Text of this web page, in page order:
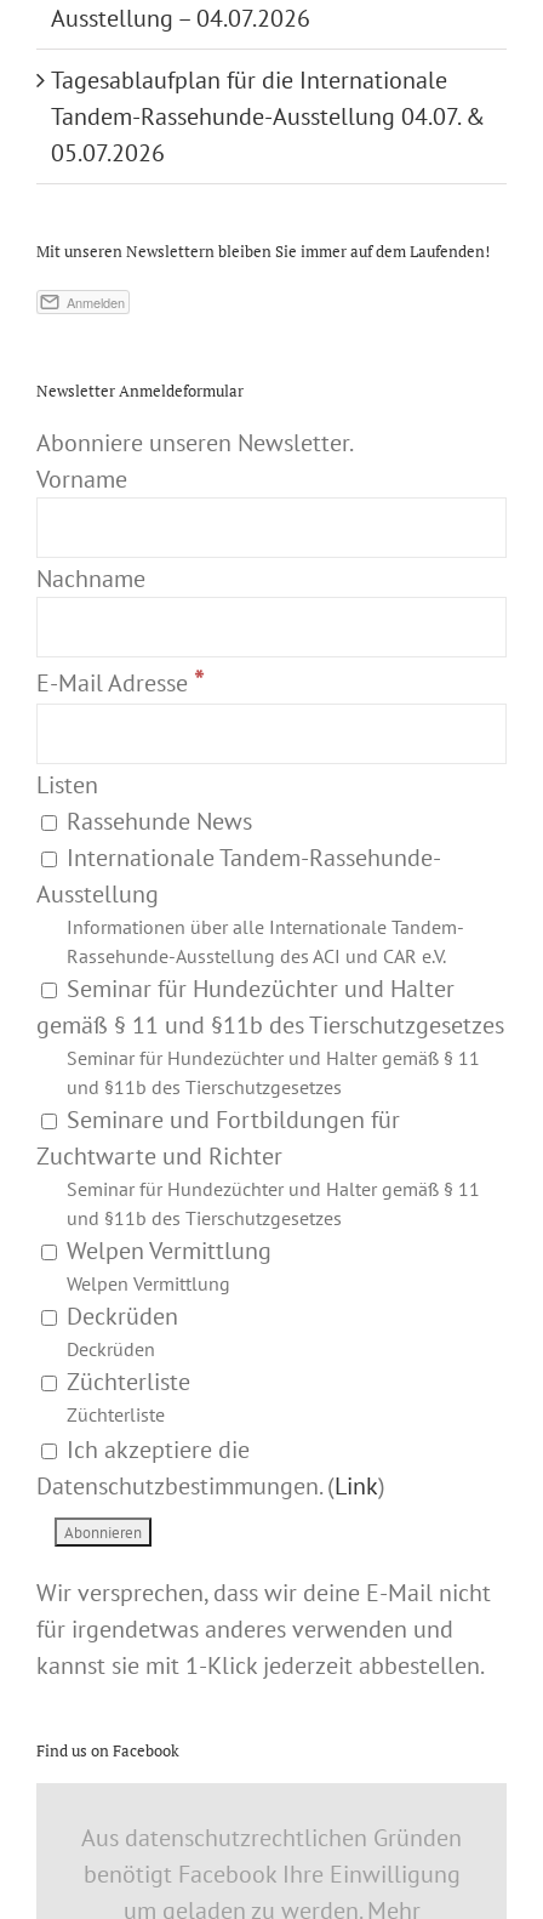
Ausstellung – 04.07.2026
Tagesablaufplan für die Internationale
Tandem-Rassehunde-Ausstellung 04.07. &
05.07.2026
Mit unseren Newslettern bleiben Sie immer auf dem Laufenden!
Newsletter Anmeldeformular
Abonniere unseren Newsletter.
Vorname
Nachname
E-Mail Adresse *
Listen
Rassehunde News
Internationale Tandem-Rassehunde-
Ausstellung
Informationen über alle Internationale Tandem-
Rassehunde-Ausstellung des ACI und CAR e.V.
Seminar für Hundezüchter und Halter
gemäß § 11 und §11b des Tierschutzgesetzes
Seminar für Hundezüchter und Halter gemäß § 11
und §11b des Tierschutzgesetzes
Seminare und Fortbildungen für
Zuchtwarte und Richter
Seminar für Hundezüchter und Halter gemäß § 11
und §11b des Tierschutzgesetzes
Welpen Vermittlung
Welpen Vermittlung
Deckrüden
Deckrüden
Züchterliste
Züchterliste
Ich akzeptiere die
Datenschutzbestimmungen. (Link)
Wir versprechen, dass wir deine E-Mail nicht
für irgendetwas anderes verwenden und
kannst sie mit 1-Klick jederzeit abbestellen.
Find us on Facebook
Aus datenschutzrechtlichen Gründen
benötigt Facebook Ihre Einwilligung
um geladen zu werden. Mehr